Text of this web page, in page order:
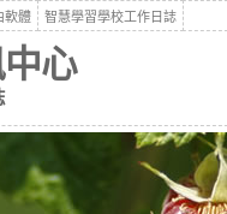
軟體 智慧學習學校工作日誌
心